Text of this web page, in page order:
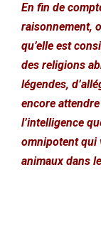
En fin de
raisonnement,
qu’elle est
des religions
légendes,
encore
l’intelligence
omnipotent qui
animaux dans